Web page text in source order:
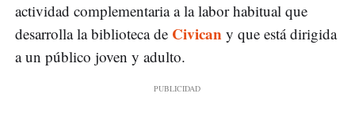
actividad complementaria a la labor habitual que
desarrolla la biblioteca de Civican y que está dirigida
a un público joven y adulto.